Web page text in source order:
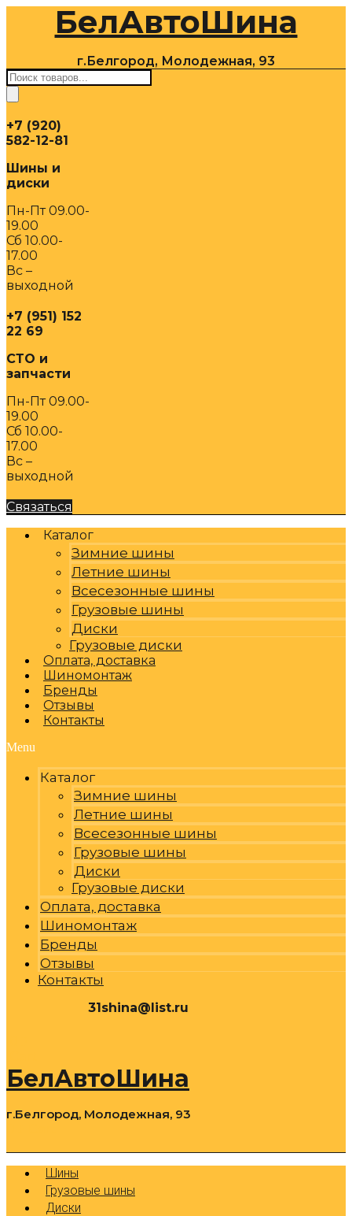
содержимомуБелАвтоШина
г.Белгород, Молодежная, 93
Поиск
товаров
+7 (920)
582-12-81
Шины и
диски
Пн-Пт 09.00-
19.00
Сб 10.00-
17.00
Вс –
выходной
+7 (951) 152
22 69
СТО и
запчасти
Пн-Пт 09.00-
19.00
Сб 10.00-
17.00
Вс –
выходной
Связаться
Каталог
Зимние шины
Летние шины
Всесезонные шины
Грузовые шины
Диски
Грузовые диски
Оплата, доставка
Шиномонтаж
Бренды
Отзывы
Контакты
Menu
Каталог
Зимние шины
Летние шины
Всесезонные шины
Грузовые шины
Диски
Грузовые диски
Оплата, доставка
Шиномонтаж
Бренды
Отзывы
Контакты
31shina@list.ru
БелАвтоШина
г.Белгород, Молодежная, 93
Шины
Грузовые шины
Диски